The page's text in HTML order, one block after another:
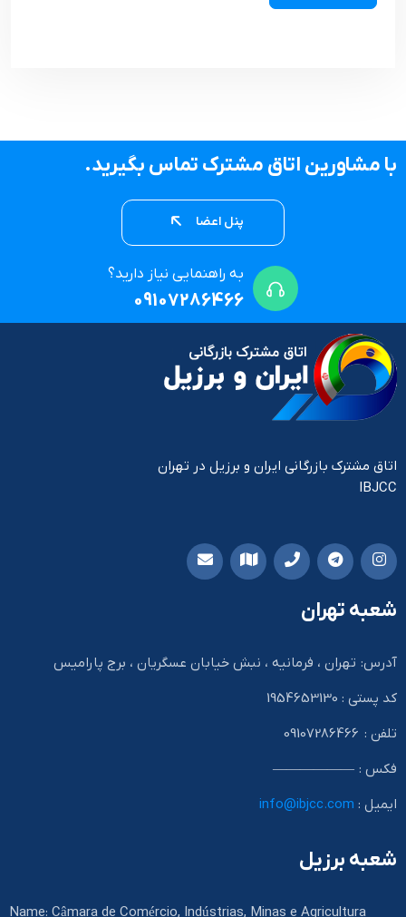
با مشاورین اتاق مشترک تماس بگیرید.
پنل اعضا
به راهنمایی نیاز دارید؟
09107286466
اتاق مشترک بازرگانی ایران و برزیل در تهران
IBJCC
شعبه تهران
آدرس: تهران ، فرمانیه ، نبش خیابان عسگریان ، برج پارامیس
کد پستی : 1954653130
تلفن : 09107286466
فکس : ——————
ایمیل : info@ibjcc.com
شعبه برزیل
Name: Câmara de Comércio, Indústrias, Minas e Agricultura